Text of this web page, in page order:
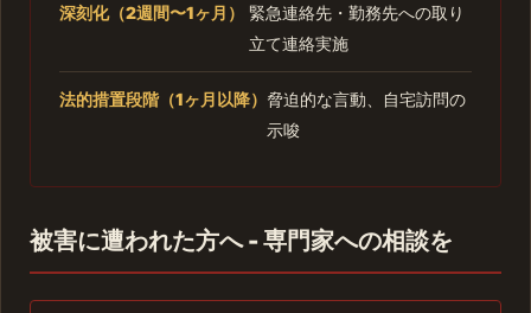
深刻化（2週間〜1ヶ月）
緊急連絡先・勤務先への取り
立て連絡実施
法的措置段階（1ヶ月以降） 脅迫的な言動、自宅訪問の
示唆
被害に遭われた方へ - 専門家への相談を